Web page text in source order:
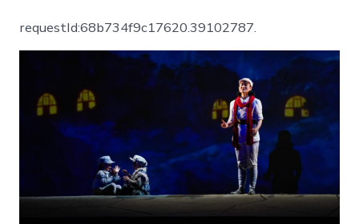
緬
查
包
養
網
站
比
擬
懷
先
烈
requestId:68b734f9c17620.39102787.